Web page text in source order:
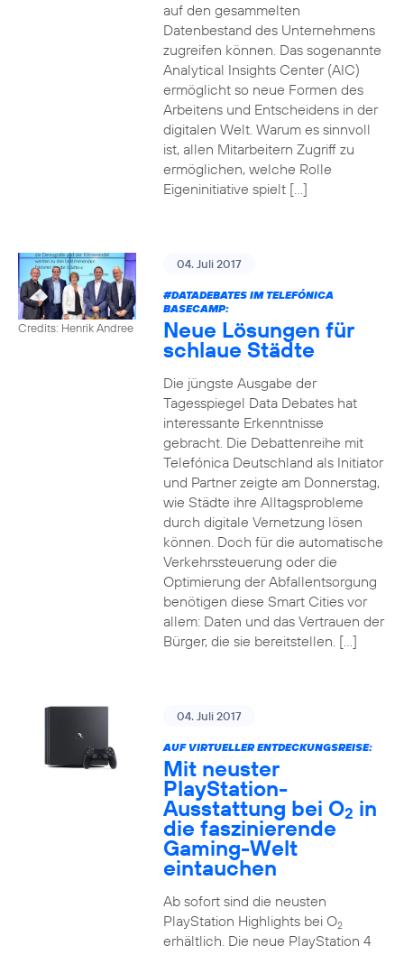
auf den gesammelten
Datenbestand des Unternehmens
zugreifen können. Das sogenannte
Analytical Insights Center (AIC)
ermöglicht so neue Formen des
Arbeitens und Entscheidens in der
digitalen Welt. Warum es sinnvoll
ist, allen Mitarbeitern Zugriff zu
ermöglichen, welche Rolle
Eigeninitiative spielt […]
Credits: Henrik Andree
04. Juli 2017
#DATADEBATESIM TELEFÓNICA
BASECAMP:
Neue Lösungen für
schlaue Städte
Die jüngste Ausgabe der
Tagesspiegel Data Debates hat
interessante Erkenntnisse
gebracht. Die Debattenreihe mit
Telefónica Deutschland als Initiator
und Partner zeigte am Donnerstag,
wie Städte ihre Alltagsprobleme
durch digitale Vernetzung lösen
können. Doch für die automatische
Verkehrssteuerung oder die
Optimierung der Abfallentsorgung
benötigen diese Smart Cities vor
allem: Daten und das Vertrauen der
Bürger, die sie bereitstellen. […]
04. Juli 2017
AUF VIRTUELLER ENTDECKUNGSREISE:
Mit neuster
PlayStation-
Ausstattung bei O2 in
die faszinierende
Gaming-Welt
eintauchen
Ab sofort sind die neusten
PlayStation Highlights bei O2
erhältlich. Die neue PlayStation 4